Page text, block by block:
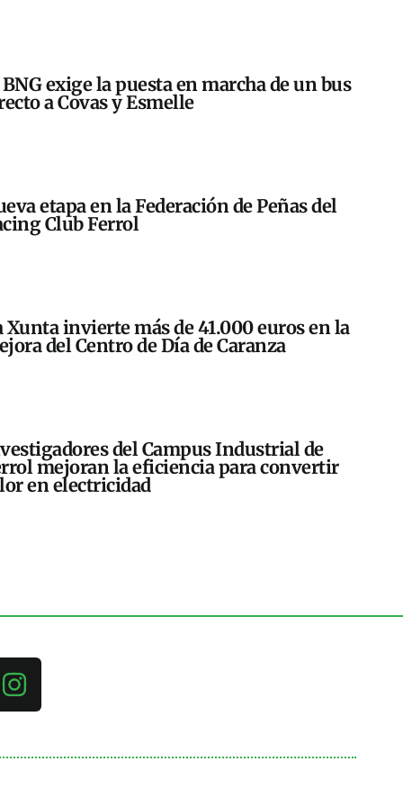
exige la puesta en marcha de un bus
a Covas y Esmelle
etapa en la Federación de Peñas del
Club Ferrol
Xunta invierte más de 41.000 euros en la
del Centro de Día de Caranza
del Campus Industrial de
mejoran la eficiencia para convertir
en electricidad